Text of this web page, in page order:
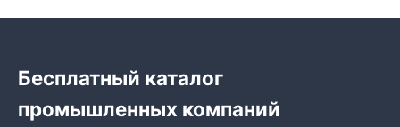
Бесплатный каталог
промышленных компаний